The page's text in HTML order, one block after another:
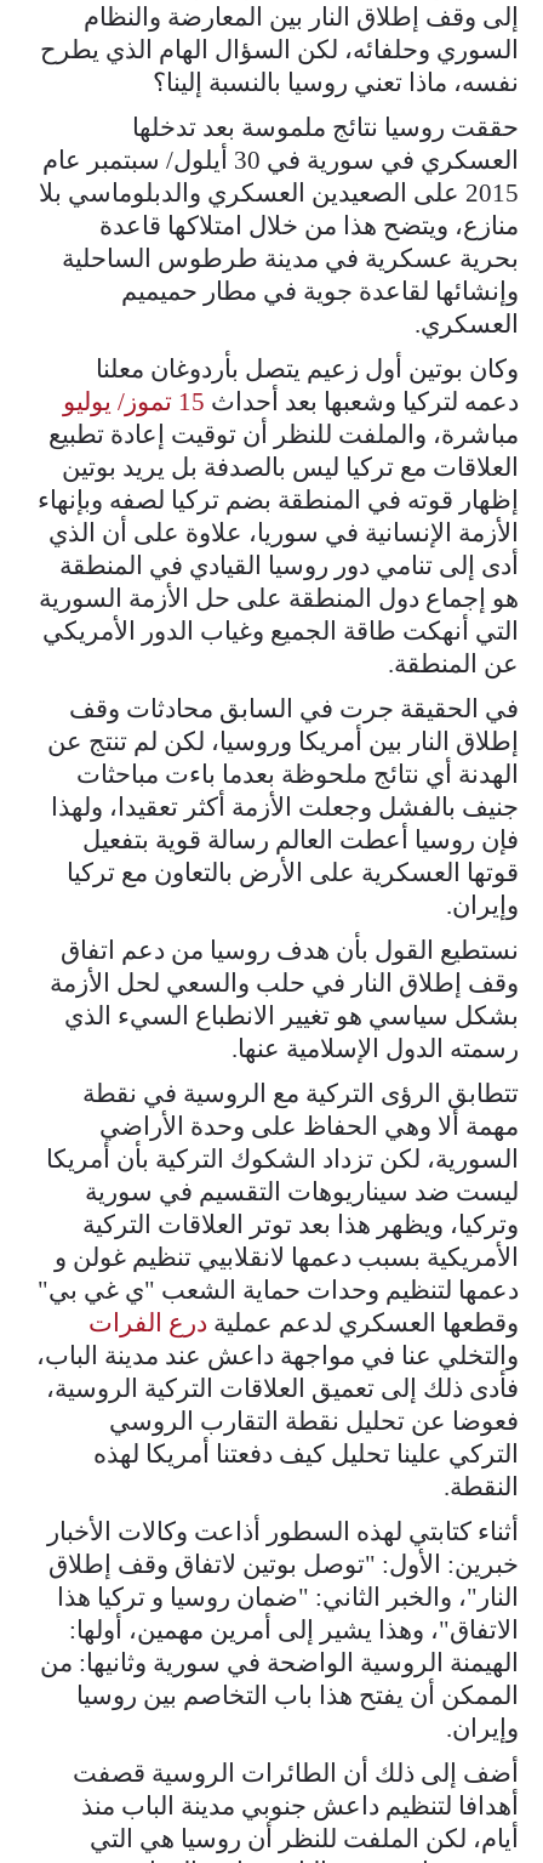
إلى وقف إطلاق النار بين المعارضة والنظام
السوري وحلفائه، لكن السؤال الهام الذي يطرح
نفسه، ماذا تعني روسيا بالنسبة إلينا؟
حققت روسيا نتائج ملموسة بعد تدخلها
العسكري في سورية في 30 أيلول/ سبتمبر عام
2015 على الصعيدين العسكري والدبلوماسي بلا
منازع، ويتضح هذا من خلال امتلاكها قاعدة
بحرية عسكرية في مدينة طرطوس الساحلية
وإنشائها لقاعدة جوية في مطار حميميم
العسكري.
وكان بوتين أول زعيم يتصل بأردوغان معلنا
دعمه لتركيا وشعبها بعد أحداث 15 تموز/ يوليو
مباشرة، والملفت للنظر أن توقيت إعادة تطبيع
العلاقات مع تركيا ليس بالصدفة بل يريد بوتين
إظهار قوته في المنطقة بضم تركيا لصفه وبإنهاء
الأزمة الإنسانية في سوريا، علاوة على أن الذي
أدى إلى تنامي دور روسيا القيادي في المنطقة
هو إجماع دول المنطقة على حل الأزمة السورية
التي أنهكت طاقة الجميع وغياب الدور الأمريكي
عن المنطقة.
في الحقيقة جرت في السابق محادثات وقف
إطلاق النار بين أمريكا وروسيا، لكن لم تنتج عن
الهدنة أي نتائج ملحوظة بعدما باءت مباحثات
جنيف بالفشل وجعلت الأزمة أكثر تعقيدا، ولهذا
فإن روسيا أعطت العالم رسالة قوية بتفعيل
قوتها العسكرية على الأرض بالتعاون مع تركيا
وإيران.
نستطيع القول بأن هدف روسيا من دعم اتفاق
وقف إطلاق النار في حلب والسعي لحل الأزمة
بشكل سياسي هو تغيير الانطباع السيء الذي
رسمته الدول الإسلامية عنها.
تتطابق الرؤى التركية مع الروسية في نقطة
مهمة ألا وهي الحفاظ على وحدة الأراضي
السورية، لكن تزداد الشكوك التركية بأن أمريكا
ليست ضد سيناريوهات التقسيم في سورية
وتركيا، ويظهر هذا بعد توتر العلاقات التركية
الأمريكية بسبب دعمها لانقلابيي تنظيم غولن و
دعمها لتنظيم وحدات حماية الشعب "ي غي بي"
وقطعها العسكري لدعم عملية درع الفرات
والتخلي عنا في مواجهة داعش عند مدينة الباب،
فأدى ذلك إلى تعميق العلاقات التركية الروسية،
فعوضا عن تحليل نقطة التقارب الروسي
التركي علينا تحليل كيف دفعتنا أمريكا لهذه
النقطة.
أثناء كتابتي لهذه السطور أذاعت وكالات الأخبار
خبرين: الأول: "توصل بوتين لاتفاق وقف إطلاق
النار"، والخبر الثاني: "ضمان روسيا و تركيا هذا
الاتفاق"، وهذا يشير إلى أمرين مهمين، أولها:
الهيمنة الروسية الواضحة في سورية وثانيها: من
الممكن أن يفتح هذا باب التخاصم بين روسيا
وإيران.
أضف إلى ذلك أن الطائرات الروسية قصفت
أهدافا لتنظيم داعش جنوبي مدينة الباب منذ
أيام، لكن الملفت للنظر أن روسيا هي التي